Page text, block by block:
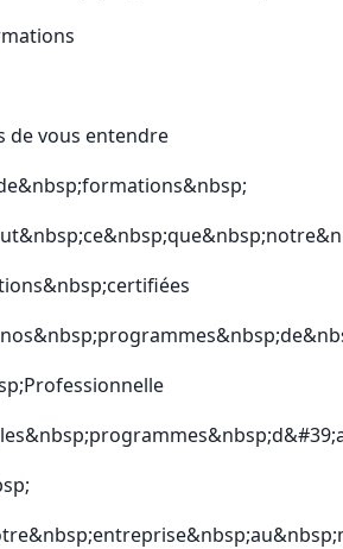
de vous entendre